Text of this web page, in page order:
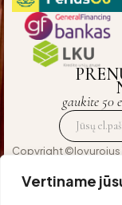
Vertiname
gaukite 50
Copyright ©lovurojus